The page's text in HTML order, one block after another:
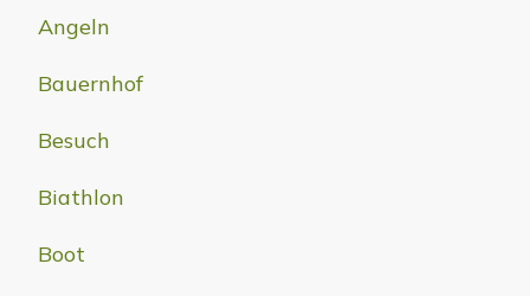
Angeln
Bauernhof
Besuch
Biathlon
Boot